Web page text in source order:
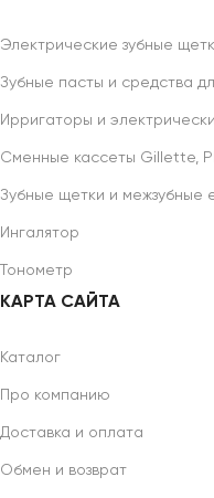
Электрические зубные
Зубные пасты и средства
Ирригаторы и
Сменные кассеты Gillette,
Зубные щетки и межзубные
Ингалятор
Тонометр
КАРТА САЙТА
Каталог
Про компанию
Доставка и оплата
Обмен и возврат